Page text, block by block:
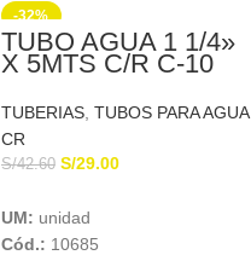
-32%
TUBO AGUA 1 1/4»
X 5MTS C/R C-10
TUBERIAS, TUBOS PARA AGUA
CR
S/42.60 S/29.00
UM: unidad
Cód.: 10685